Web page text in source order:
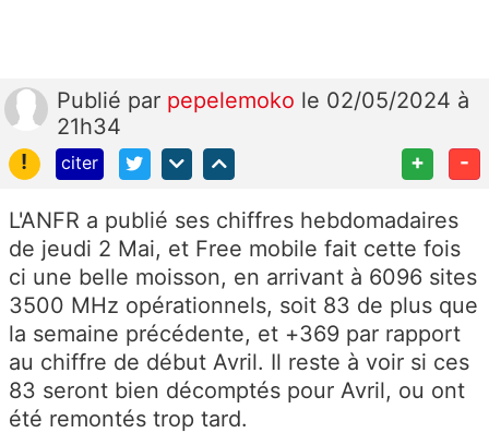
Publié par pepelemoko le 02/05/2024 à
21h34
!
citer + -
L'ANFR a publié ses chiffres hebdomadaires
de jeudi 2 Mai, et Free mobile fait cette fois
ci une belle moisson, en arrivant à 6096 sites
3500 MHz opérationnels, soit 83 de plus que
la semaine précédente, et +369 par rapport
au chiffre de début Avril. Il reste à voir si ces
83 seront bien décomptés pour Avril, ou ont
été remontés trop tard.